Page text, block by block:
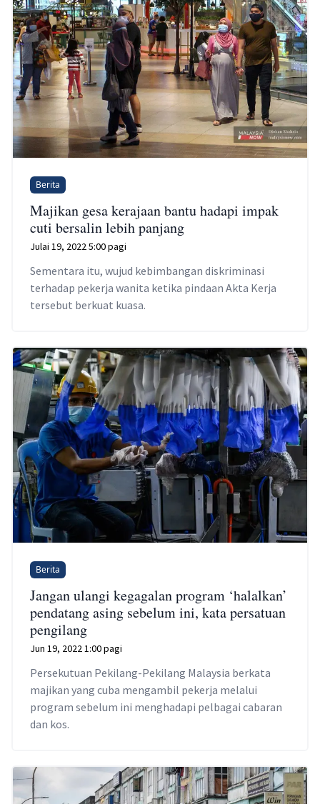
Berita
Majikan gesa kerajaan bantu hadapi impak
cuti bersalin lebih panjang
Julai 19, 2022 5:00 pagi
Sementara itu, wujud kebimbangan diskriminasi
terhadap pekerja wanita ketika pindaan Akta Kerja
tersebut berkuat kuasa.
Berita
Jangan ulangi kegagalan program ‘halalkan’
pendatang asing sebelum ini, kata persatuan
pengilang
Jun 19, 2022 1:00 pagi
Persekutuan Pekilang-Pekilang Malaysia berkata
majikan yang cuba mengambil pekerja melalui
program sebelum ini menghadapi pelbagai cabaran
dan kos.